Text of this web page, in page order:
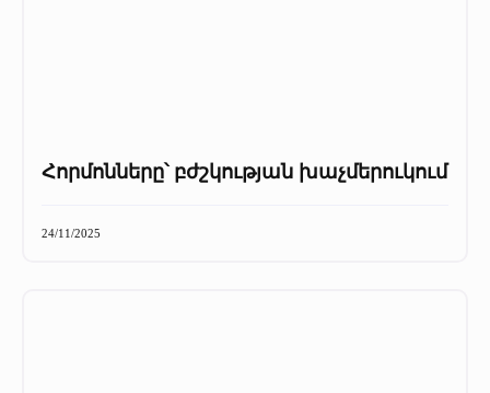
Հորմոնները՝ բժշկության խաչմերուկում
24/11/2025